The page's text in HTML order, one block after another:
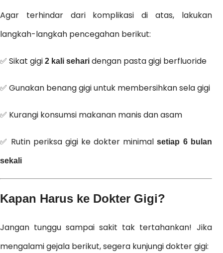
Agar terhindar dari komplikasi di atas, lakukan
langkah-langkah pencegahan berikut:
✅ Sikat gigi 2 kali sehari dengan pasta gigi berfluoride
✅ Gunakan benang gigi untuk membersihkan sela gigi
✅ Kurangi konsumsi makanan manis dan asam
✅ Rutin periksa gigi ke dokter minimalsetiap 6 bulan
sekali
Kapan Harus ke Dokter Gigi?
Jangan tunggu sampai sakit tak tertahankan! Jika
mengalami gejala berikut, segera kunjungi dokter gigi: